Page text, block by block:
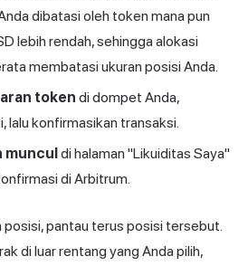
dibatasi oleh token mana pun
lebih rendah, sehingga alokasi
membatasi ukuran posisi Anda.
token di dompet Anda,
lalu konfirmasikan transaksi.
munculdi halaman "Likuiditas Saya"
di Arbitrum.
pantau terus posisi tersebut.
di luar rentang yang Anda pilih,